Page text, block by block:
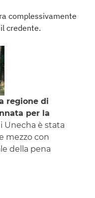
complessivamente
credente.
regione di
per la
Unecha è stata
mezzo con
della pena